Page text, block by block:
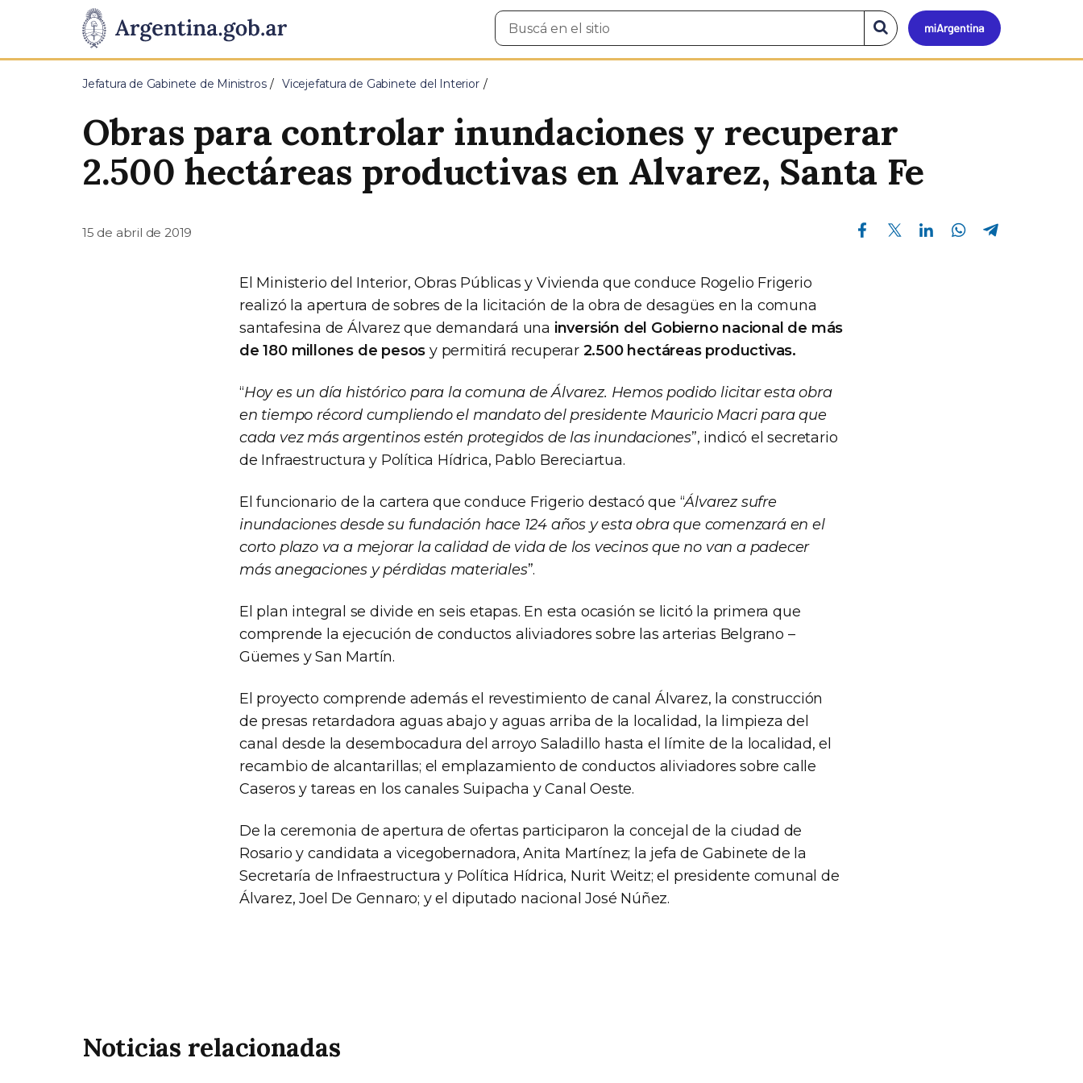
Presidencia
de
Pasar al contenido principal
Mi
Buscar
en
Buscar
en
el
Jefatura de Gabinete de Ministros Vicejefatura de Gabinete del Interior
Obras para controlar inundaciones y recuperar
2.500 hectáreas productivas en Alvarez, Santa Fe
15 de abril de 2019
Compartir en Facebook Compartir en Twitter Compartir en Linkedin Compartir en Whatsapp
El Ministerio del Interior, Obras Públicas y Vivienda que conduce Rogelio Frigerio
realizó la apertura de sobres de la licitación de la obra de desagües en la comuna
santafesina de Álvarez que demandará una inversión del Gobierno nacional de más
de 180 millones de pesos y permitirá recuperar 2.500 hectáreas productivas.
“Hoy es un día histórico para la comuna de Álvarez. Hemos podido licitar esta obra
en tiempo récord cumpliendo el mandato del presidente Mauricio Macri para que
cada vez más argentinos estén protegidos de las inundaciones”, indicó el secretario
de Infraestructura y Política Hídrica, Pablo Bereciartua.
El funcionario de la cartera que conduce Frigerio destacó que “Álvarez sufre
inundaciones desde su fundación hace 124 años y esta obra que comenzará en el
corto plazo va a mejorar la calidad de vida de los vecinos que no van a padecer
más anegaciones y pérdidas materiales”.
El plan integral se divide en seis etapas. En esta ocasión se licitó la primera que
comprende la ejecución de conductos aliviadores sobre las arterias Belgrano –
Güemes y San Martín.
El proyecto comprende además el revestimiento de canal Álvarez, la construcción
de presas retardadora aguas abajo y aguas arriba de la localidad, la limpieza del
canal desde la desembocadura del arroyo Saladillo hasta el límite de la localidad, el
recambio de alcantarillas; el emplazamiento de conductos aliviadores sobre calle
Caseros y tareas en los canales Suipacha y Canal Oeste.
De la ceremonia de apertura de ofertas participaron la concejal de la ciudad de
Rosario y candidata a vicegobernadora, Anita Martínez; la jefa de Gabinete de la
Secretaría de Infraestructura y Política Hídrica, Nurit Weitz; el presidente comunal de
Álvarez, Joel De Gennaro; y el diputado nacional José Núñez.
Noticias relacionadas